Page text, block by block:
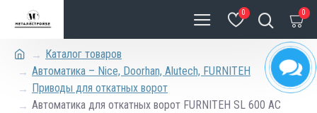
0 0
Каталог товаров
Автоматика – Nice, Doorhan, Alutech, FURNITEH
Приводы для откатных ворот
Автоматика для откатных ворот FURNITEH SL 600 AC